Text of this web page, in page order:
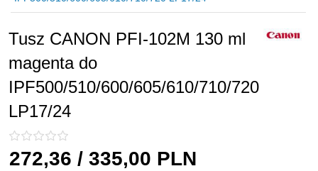
Tusz CANON PFI-102M 130 ml
magenta do
IPF500/510/600/605/610/710/720
LP17/24
272,36 / 335,00 PLN